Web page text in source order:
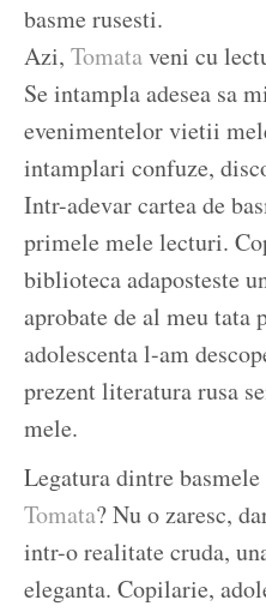
basme rusesti.
Azi, Tomataveni cu
Se intampla adesea sa
evenimentelor vietii
intamplari confuze,
Intr-adevar cartea de
primele mele lecturi.
biblioteca adaposteste
aprobate de al meu tata
adolescenta l-am
prezent literatura rusa
mele.
Legatura dintre
Tomata? Nu o zaresc,
intr-o realitate cruda,
eleganta. Copilarie,